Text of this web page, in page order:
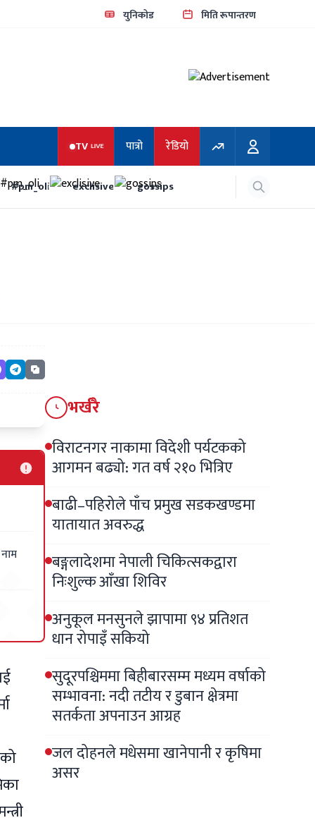
युनिकोड मिति रूपान्तरण
TV LIVE पात्रो रेडियो
#pm_oli exclisive gossips
भर्खरै
विराटनगर नाकामा विदेशी पर्यटकको
आगमन बढ्यो: गत वर्ष २१० भित्रिए
बाढी–पहिरोले पाँच प्रमुख सडकखण्डमा
यातायात अवरुद्ध
बङ्गलादेशमा नेपाली चिकित्सकद्वारा
निःशुल्क आँखा शिविर
अनुकूल मनसुनले झापामा ९४ प्रतिशत
धान रोपाइँ सकियो
सुदूरपश्चिममा बिहीबारसम्म मध्यम वर्षाको
सम्भावना: नदी तटीय र डुबान क्षेत्रमा
सतर्कता अपनाउन आग्रह
जल दोहनले मधेसमा खानेपानी र कृषिमा
असर